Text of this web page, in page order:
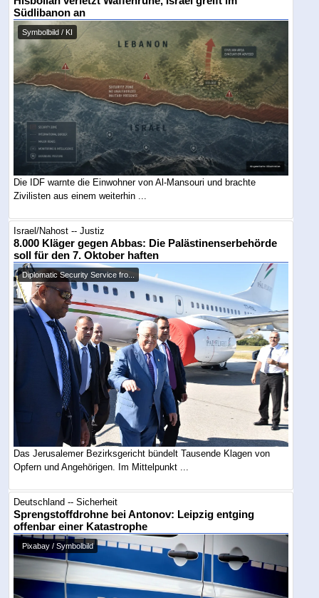
Südlibanon an
Symbolbild / KI
Die IDF warnte die Einwohner von Al-Mansouri und brachte
Zivilisten aus einem weiterhin ...
Israel/Nahost -- Justiz
8.000 Kläger gegen Abbas: Die Palästinenserbehörde
soll für den 7. Oktober haften
Diplomatic Security Service fro...
Das Jerusalemer Bezirksgericht bündelt Tausende Klagen von
Opfern und Angehörigen. Im Mittelpunkt ...
Deutschland -- Sicherheit
Sprengstoffdrohne bei Antonov: Leipzig entging
offenbar einer Katastrophe
Pixabay / Symbolbild